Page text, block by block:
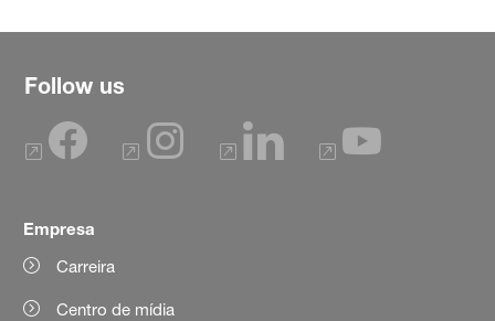
Follow us
Empresa
Carreira
Centro de mídia